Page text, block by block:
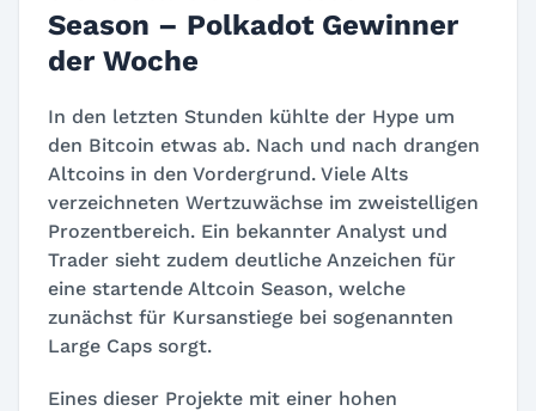
Season – Polkadot Gewinner
der Woche
In den letzten Stunden kühlte der Hype um
den Bitcoin etwas ab. Nach und nach drangen
Altcoins in den Vordergrund. Viele Alts
verzeichneten Wertzuwächse im zweistelligen
Prozentbereich. Ein bekannter Analyst und
Trader sieht zudem deutliche Anzeichen für
eine startende Altcoin Season, welche
zunächst für Kursanstiege bei sogenannten
Large Caps sorgt.
Eines dieser Projekte mit einer hohen